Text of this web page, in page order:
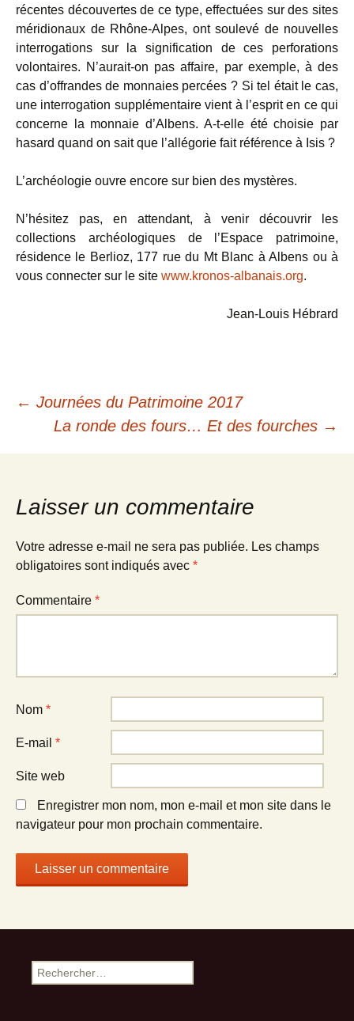
récentes découvertes de ce type, effectuées sur des sites
méridionaux de Rhône-Alpes, ont soulevé de nouvelles
interrogations sur la signification de ces perforations
volontaires. N’aurait-on pas affaire, par exemple, à des
cas d’offrandes de monnaies percées ? Si tel était le cas,
une interrogation supplémentaire vient à l’esprit en ce qui
concerne la monnaie d’Albens. A-t-elle été choisie par
hasard quand on sait que l’allégorie fait référence à Isis ?
L’archéologie ouvre encore sur bien des mystères.
N’hésitez pas, en attendant, à venir découvrir les
collections archéologiques de l’Espace patrimoine,
résidence le Berlioz, 177 rue du Mt Blanc à Albens ou à
vous connecter sur le site www.kronos-albanais.org.
Jean-Louis Hébrard
Navigation
des
articles
← Journées du Patrimoine 2017
La ronde des fours… Et des fourches →
Laisser un commentaire
Votre adresse e-mail ne sera pas publiée. Les champs
obligatoires sont indiqués avec *
Commentaire *
Nom *
E-mail *
Site web
Enregistrer mon nom, mon e-mail et mon site dans le
navigateur pour mon prochain commentaire.
Rechercher :